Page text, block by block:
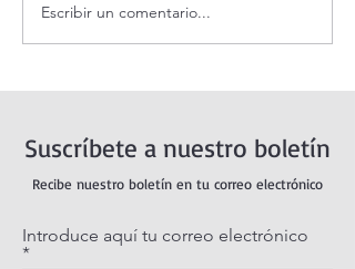
Oración de la mañana. 6 de
agosto.
Escribir un comentario...
Suscríbete a nuestro boletín
Recibe nuestro boletín en tu correo electrónico
Introduce aquí tu correo electrónico